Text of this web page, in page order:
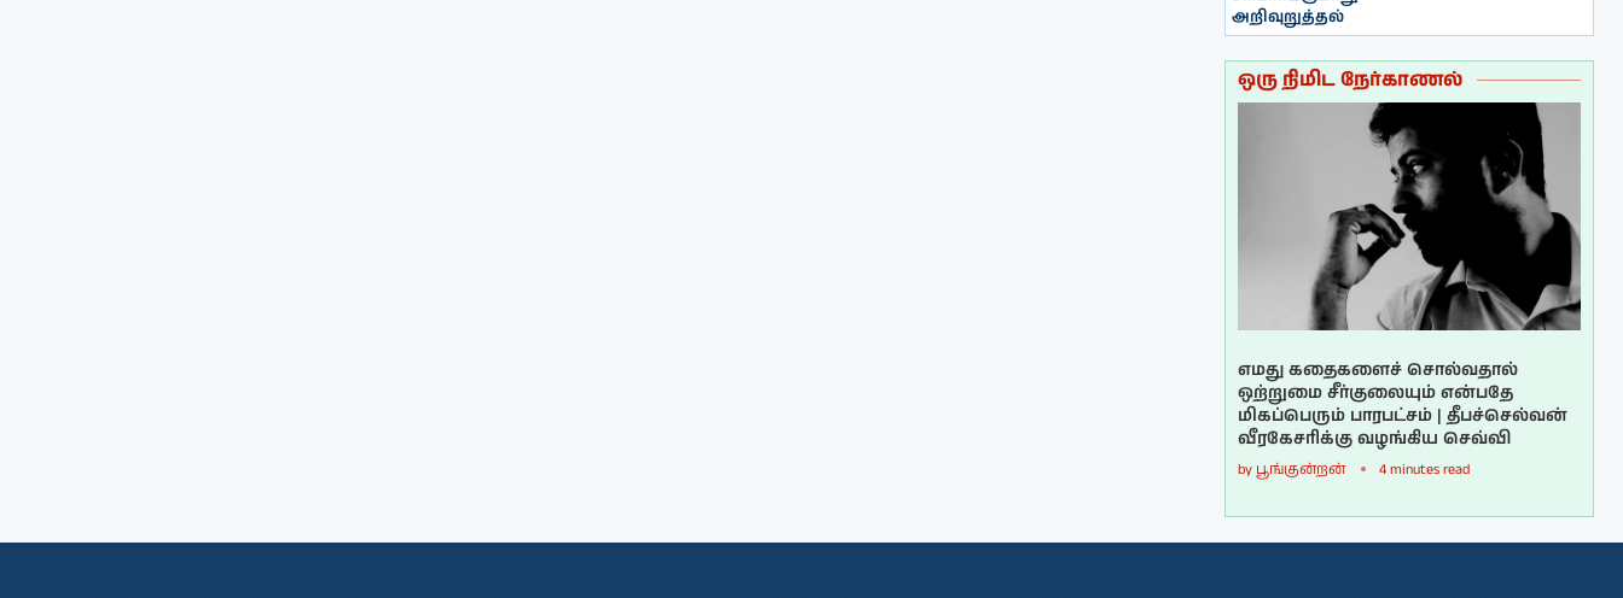
அறிவுறுத்தல்
ஒரு நிமிட நேர்காணல்
எமது கதைகளைச் சொல்வதால்
ஒற்றுமை சீர்குலையும் என்பதே
மிகப்பெரும் பாரபட்சம் | தீபச்செல்வன்
வீரகேசரிக்கு வழங்கிய செவ்வி
by பூங்குன்றன் 4 minutes read